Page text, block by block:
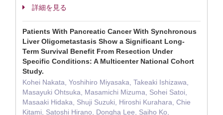
詳細を見る
Patients With Pancreatic Cancer With Synchronous
Liver Oligometastasis Show a Significant Long-
Term Survival Benefit From Resection Under
Specific Conditions: A Multicenter National Cohort
Study.
Kohei Nakata, Yoshihiro Miyasaka, Takeaki Ishizawa,
Masayuki Ohtsuka, Masamichi Mizuma, Sohei Satoi,
Masaaki Hidaka, Shuji Suzuki, Hiroshi Kurahara, Chie
Kitami, Satoshi Hirano, Dongha Lee, Saiho Ko,